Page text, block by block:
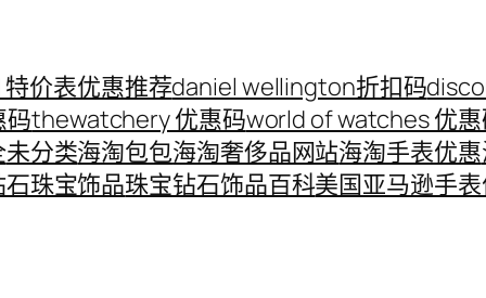
价表优惠推荐daniel wellington折扣码
码thewatchery 优惠码world of watches 优
未分类海淘包包海淘奢侈品网站海淘手表优惠
珠宝饰品珠宝钻石饰品百科美国亚马逊手